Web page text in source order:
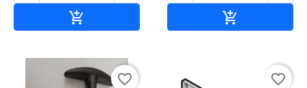
 
favorite_border favorite_border